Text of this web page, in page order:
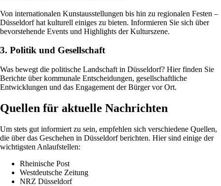
Von internationalen Kunstausstellungen bis hin zu regionalen Festen –
Düsseldorf hat kulturell einiges zu bieten. Informieren Sie sich über
bevorstehende Events und Highlights der Kulturszene.
3. Politik und Gesellschaft
Was bewegt die politische Landschaft in Düsseldorf? Hier finden Sie
Berichte über kommunale Entscheidungen, gesellschaftliche
Entwicklungen und das Engagement der Bürger vor Ort.
Quellen für aktuelle Nachrichten
Um stets gut informiert zu sein, empfehlen sich verschiedene Quellen,
die über das Geschehen in Düsseldorf berichten. Hier sind einige der
wichtigsten Anlaufstellen:
Rheinische Post
Westdeutsche Zeitung
NRZ Düsseldorf